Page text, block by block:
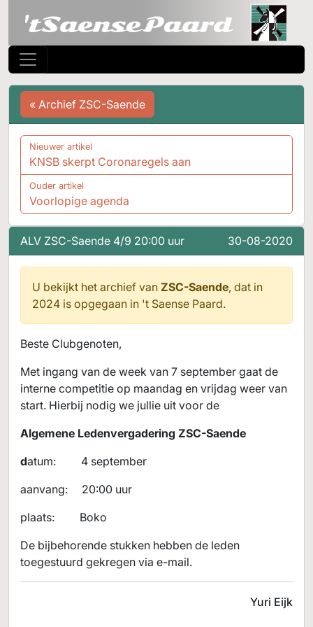
ALV ZSC-Saende 4/9 20:00 uur 30-08-2020
U bekijkt het archief van ZSC-Saende, dat in
2024 is opgegaan in 't Saense Paard.
Beste Clubgenoten,
Met ingang van de week van 7 september gaat de
interne competitie op maandag en vrijdag weer van
start. Hierbij nodig we jullie uit voor de
Algemene Ledenvergadering ZSC-Saende
datum: 4 september
aanvang: 20:00 uur
plaats: Boko
De bijbehorende stukken hebben de leden
toegestuurd gekregen via e-mail.
Yuri Eijk
« Archief ZSC-Saende
Nieuwer artikel
KNSB skerpt Coronaregels aan
Ouder artikel
Voorlopige agenda